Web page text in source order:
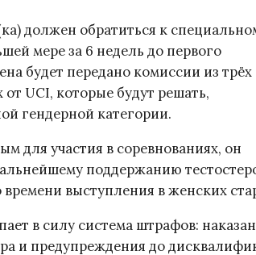
должен обратиться к
мере за 6 недель до первого
будет передано комиссии из трёх
UCI, которые будут решать,
гендерной категории.
для участия в соревнованиях, он
поддержанию
выступления в женских
в силу система штрафов:
и предупреждения до